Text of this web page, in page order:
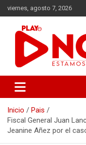
Saltar
al
contenido
viernes, agosto 7, 2026
Play
Inicio
Pais
Fiscal General Juan
Jeanine Añez por el